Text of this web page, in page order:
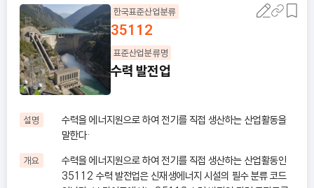
한국표준산업분류
35112
표준산업분류명
수력 발전업
설명
수력을 에너지원으로 하여 전기를 직접 생산하는 산업활동을
말한다·
개요
수력을 에너지원으로 하여 전기를 직접 생산하는 산업활동인
35112 수력 발전업은 신재생에너지 시설의 필수 분류 코드